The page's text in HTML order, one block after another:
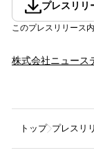
プレスリリ
このプレスリリース
株式会社ニュース
トップ プレスリ